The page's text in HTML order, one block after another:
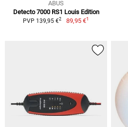
ABUS
Detecto 7000 RS1 Louis Edition
PVP 139,95 €2 89,95 €1